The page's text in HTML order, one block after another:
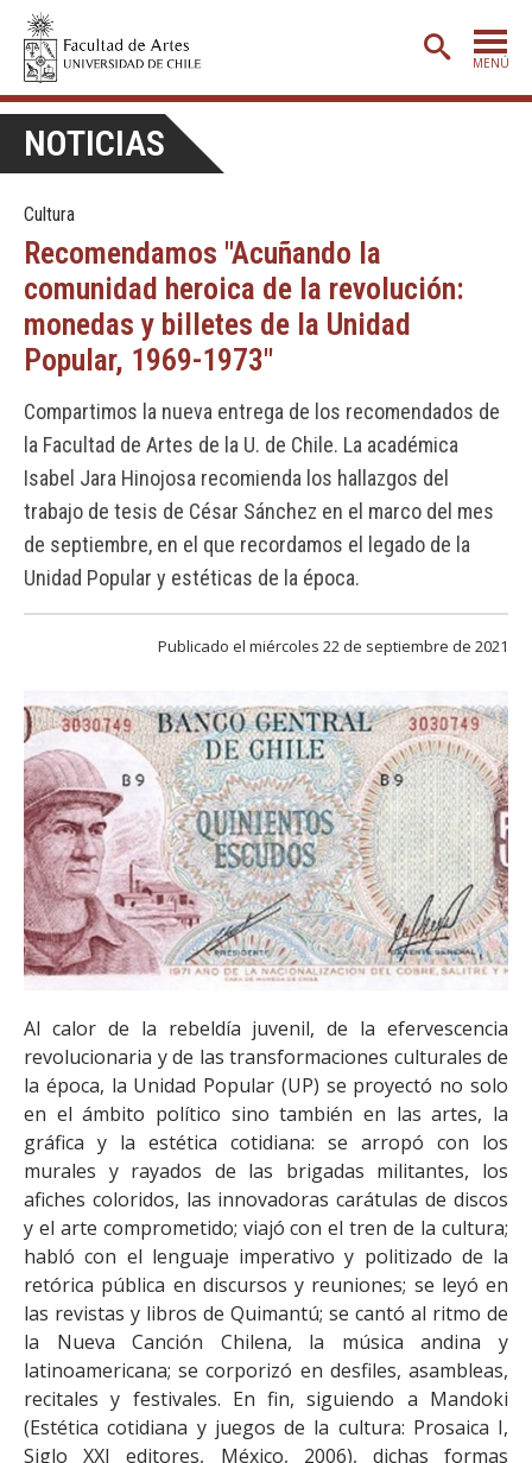
MENÚ
ADMISIÓN
CARRERAS
POSTGRADO
EXTENSIÓN
CREACIÓNE INVESTIGACIÓN
BIBLIOTECA
FACULTAD
Estudiantes
Académicas/os Egresadas/os
NOTICIAS
Cultura
Recomendamos "Acuñando la
comunidad heroica de la revolución:
monedas y billetes de la Unidad
Popular, 1969-1973"
Compartimos la nueva entrega de los recomendados de
la Facultad de Artes de la U. de Chile. La académica
Isabel Jara Hinojosa recomienda los hallazgos del
trabajo de tesis de César Sánchez en el marco del mes
de septiembre, en el que recordamos el legado de la
Unidad Popular y estéticas de la época.
Publicado el miércoles 22 de septiembre de 2021
Billete Unidad Popular
Al calor de la rebeldía juvenil, de la efervescencia
revolucionaria y de las transformaciones culturales de
la época, la Unidad Popular (UP) se proyectó no solo
en el ámbito político sino también en las artes, la
gráfica y la estética cotidiana: se arropó con los
murales y rayados de las brigadas militantes, los
afiches coloridos, las innovadoras carátulas de discos
y el arte comprometido; viajó con el tren de la cultura;
habló con el lenguaje imperativo y politizado de la
retórica pública en discursos y reuniones; se leyó en
las revistas y libros de Quimantú; se cantó al ritmo de
la Nueva Canción Chilena, la música andina y
latinoamericana; se corporizó en desfiles, asambleas,
recitales y festivales. En fin, siguiendo a Mandoki
(Estética cotidiana y juegos de la cultura: Prosaica I,
Siglo XXI editores, México, 2006), dichas formas